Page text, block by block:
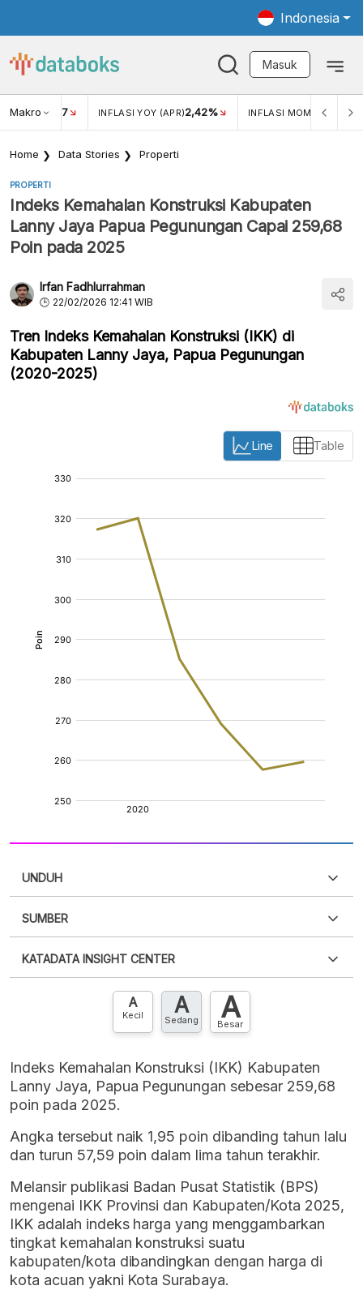
Indonesia
Masuk
Makro
USD/IDR 17 INFLASI YOY (APR)2,42% INFLASI MOM (APR)
Home Data Stories Properti
PROPERTI
Indeks Kemahalan Konstruksi Kabupaten
Lanny Jaya Papua Pegunungan Capai 259,68
Poin pada 2025
Irfan Fadhlurrahman
22/02/2026 12:41 WIB
Tren Indeks Kemahalan Konstruksi (IKK) di
Kabupaten Lanny Jaya, Papua Pegunungan
(2020-2025)
Line Table
UNDUH
XLS
SUMBER
punya akun?Silakan Daftar sekarang
KATADATA INSIGHT CENTER
Hubungi sekarang »
A
Kecil A
Sedang A
Besar
Indeks Kemahalan Konstruksi (IKK) Kabupaten
Lanny Jaya, Papua Pegunungan sebesar 259,68
poin pada 2025.
Angka tersebut naik 1,95 poin dibanding tahun lalu
dan turun 57,59 poin dalam lima tahun terakhir.
Melansir publikasi Badan Pusat Statistik (BPS)
mengenai IKK Provinsi dan Kabupaten/Kota 2025,
IKK adalah indeks harga yang menggambarkan
tingkat kemahalan konstruksi suatu
kabupaten/kota dibandingkan dengan harga di
kota acuan yakni Kota Surabaya.